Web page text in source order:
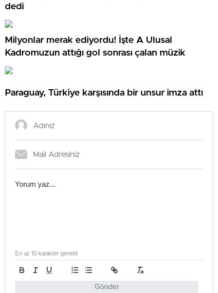
dedi
Milyonlar merak ediyordu! İşte A Ulusal
Kadromuzun attığı gol sonrası çalan müzik
Paraguay, Türkiye karşısında bir unsur imza attı
Gönder
En az 10 karakter gerekli